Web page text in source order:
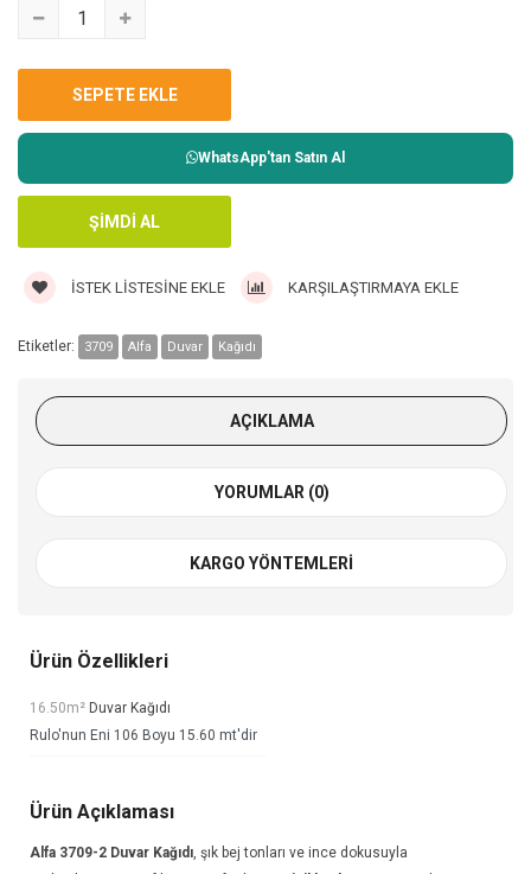
WhatsApp'tan Satın Al
İSTEK LISTESINE EKLE KARŞILAŞTIRMAYA EKLE
Etiketler: 3709 Alfa Duvar Kağıdı
AÇIKLAMA
YORUMLAR (0)
KARGO YÖNTEMLERI
Ürün Özellikleri
16.50m² Duvar Kağıdı
Rulo'nun Eni 106 Boyu 15.60 mt'dir
Ürün Açıklaması
Alfa 3709-2 Duvar Kağıdı , şık bej tonları ve ince dokusuyla